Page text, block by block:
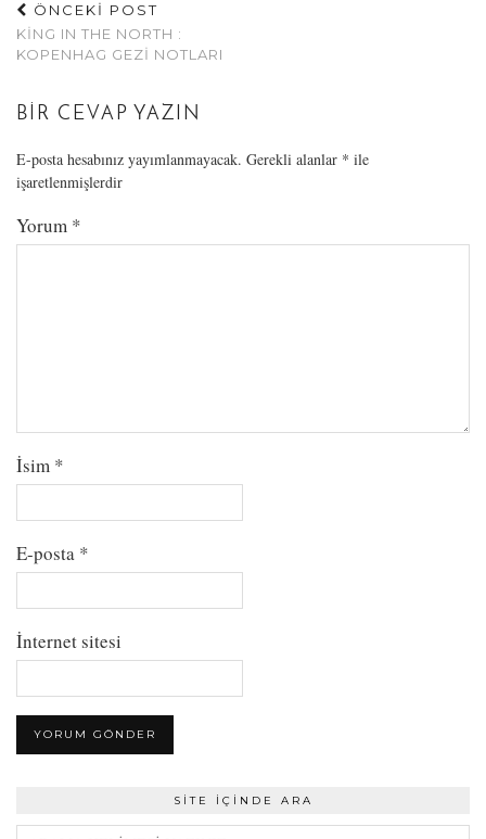
ÖNCEKİ POST
KING IN THE NORTH :
KOPENHAG GEZI NOTLARI
BIR CEVAP YAZIN
E-posta hesabınız yayımlanmayacak. Gerekli alanlar * ile
işaretlenmişlerdir
Yorum *
İsim *
E-posta *
İnternet sitesi
SITE İÇINDE ARA